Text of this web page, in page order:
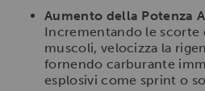
Aumento della Potenza
Incrementando le scorte
muscoli, velocizza la
fornendo carburante
esplosivi come sprint o